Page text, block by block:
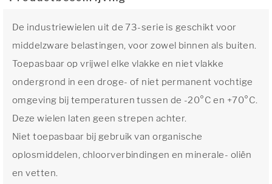
De industriewielen uit de 73-serie is geschikt voor
middelzware belastingen, voor zowel binnen als buiten.
Toepasbaar op vrijwel elke vlakke en niet vlakke
ondergrond in een droge- of niet permanent vochtige
omgeving bij temperaturen tussen de -20°C en +70°C.
Deze wielen laten geen strepen achter.
Niet toepasbaar bij gebruik van organische
oplosmiddelen, chloorverbindingen en minerale- oliën
en vetten.